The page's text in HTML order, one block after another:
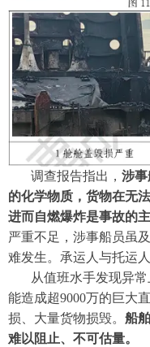
调查报告指出， 涉
的化学物质，货物在无
进而自燃爆炸是事故的主
严重不足， 涉事船员虽
难发生。承运人与托运人
从值班水手发现异
能造成超9000万的巨大
损、大量货物损毁。 船
难以阻止、不可估量。